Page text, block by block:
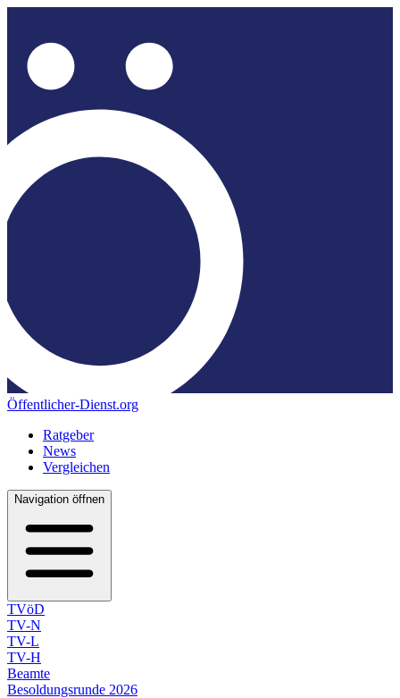
Öffentlicher-Dienst.org
Ratgeber
News
Vergleichen
Navigation öffnen
TVöD
TV-N
TV-L
TV-H
Beamte
Besoldungsrunde 2026